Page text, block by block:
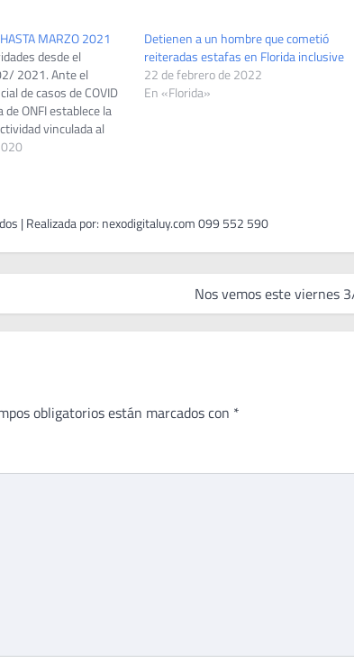
MARZO 2021
desde el
2021. Ante el
de casos de COVID
ONFI establece la
vinculada al
prácticas de
campeonatos
Detienen a un hombre que cometió
reiteradas estafas en Florida inclusive
22 de febrero de 2022
En «Florida»
Nos vemos este viernes
obligatorios están marcados con *